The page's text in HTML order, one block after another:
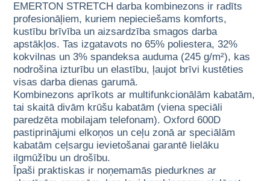
EMERTON STRETCH darba kombinezons ir radīts
profesionāļiem, kuriem nepieciešams komforts,
kustību brīvība un aizsardzība smagos darba
apstākļos. Tas izgatavots no 65% poliestera, 32%
kokvilnas un 3% spandeksa auduma (245 g/m²), kas
nodrošina izturību un elastību, ļaujot brīvi kustēties
visas darba dienas garumā.
Kombinezons aprīkots ar multifunkcionālām kabatām,
tai skaitā divām krūšu kabatām (viena speciāli
paredzēta mobilajam telefonam). Oxford 600D
pastiprinājumi elkoņos un ceļu zonā ar speciālām
kabatām ceļsargu ievietošanai garantē lielāku
ilgmūžību un drošību.
Īpaši praktiskas ir noņemamās piedurknes ar